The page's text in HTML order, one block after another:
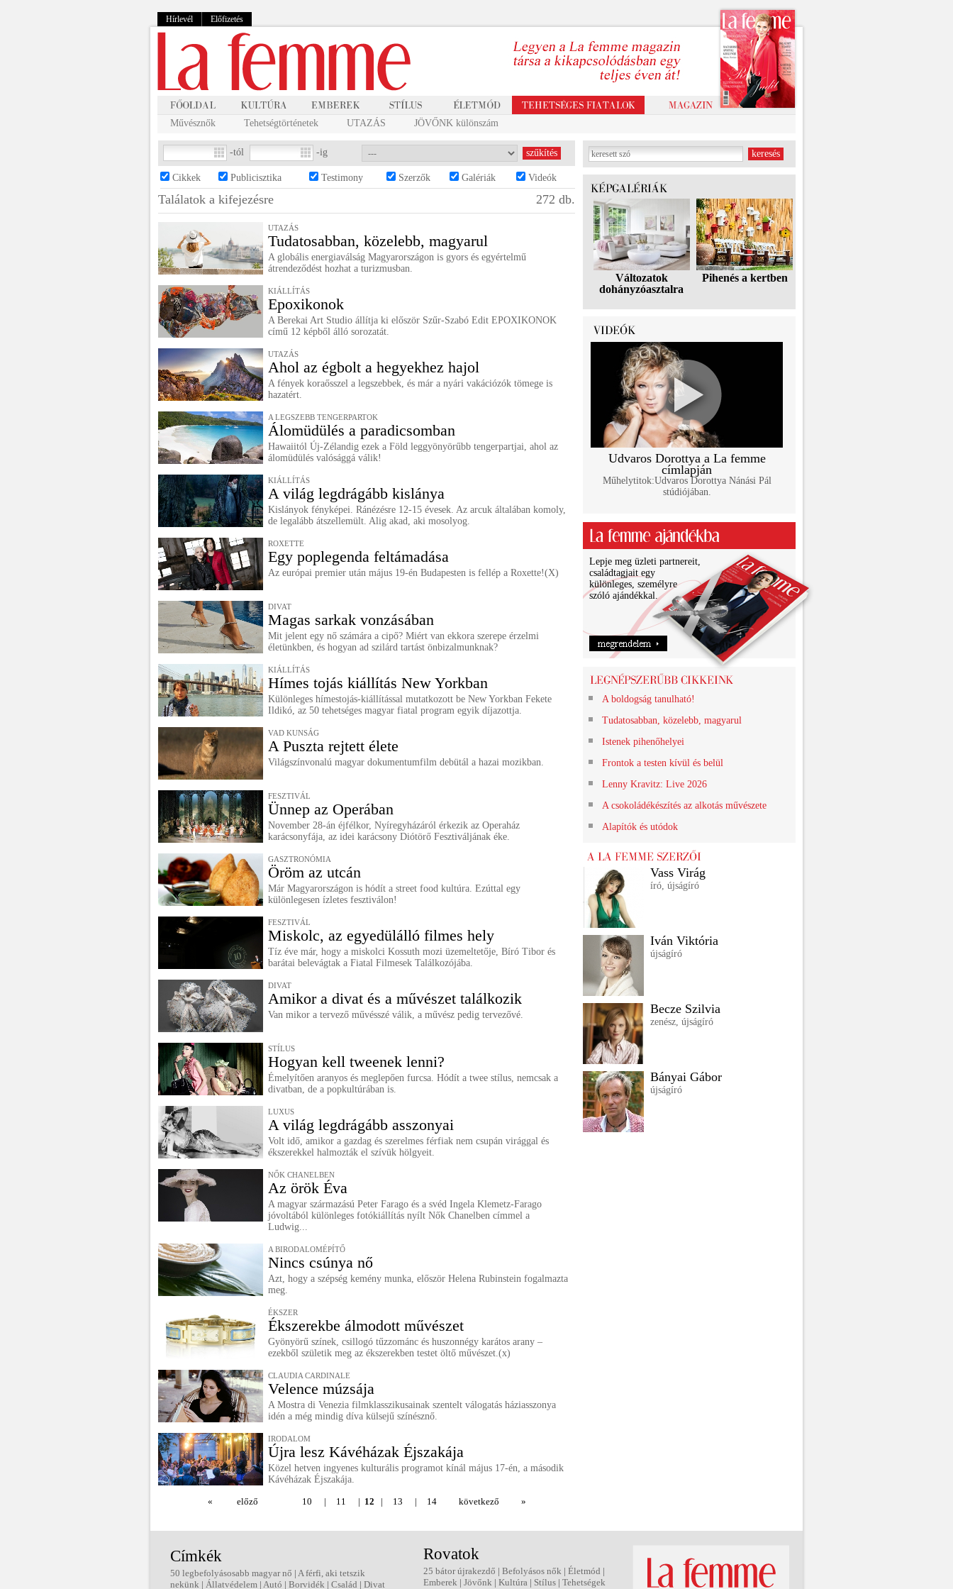
Hírlevél Előfizetés
Művésznők Tehetségtörténetek UTAZÁS JÖVŐNK különszám
-tól -ig
Cikkek Publicisztika Testimony Szerzők Galériák Videók
Találatok a kifejezésre 272 db.
UTAZÁS
Tudatosabban, közelebb, magyarul
A globális energiaválság Magyarországon is gyors és egyértelmű
átrendeződést hozhat a turizmusban.
KIÁLLÍTÁS
Epoxikonok
A Berekai Art Studio állítja ki először Szűr-Szabó Edit EPOXIKONOK
című 12 képből álló sorozatát.
UTAZÁS
Ahol az égbolt a hegyekhez hajol
A fények koraősszel a legszebbek, és már a nyári vakációzók tömege is
hazatért.
A LEGSZEBB TENGERPARTOK
Álomüdülés a paradicsomban
Hawaiitól Új-Zélandig ezek a Föld leggyönyörűbb tengerpartjai, ahol az
álomüdülés valósággá válik!
KIÁLLÍTÁS
A világ legdrágább kislánya
Kislányok fényképei. Ránézésre 12-15 évesek. Az arcuk általában komoly,
de legalább átszellemült. Alig akad, aki mosolyog.
ROXETTE
Egy poplegenda feltámadása
Az európai premier után május 19-én Budapesten is fellép a Roxette!(X)
DIVAT
Magas sarkak vonzásában
Mit jelent egy nő számára a cipő? Miért van ekkora szerepe érzelmi
életünkben, és hogyan ad szilárd tartást önbizalmunknak?
KIÁLLÍTÁS
Hímes tojás kiállítás New Yorkban
Különleges hímestojás-kiállítással mutatkozott be New Yorkban Fekete
Ildikó, az 50 tehetséges magyar fiatal program egyik díjazottja.
VAD KUNSÁG
A Puszta rejtett élete
Világszínvonalú magyar dokumentumfilm debütál a hazai mozikban.
FESZTIVÁL
Ünnep az Operában
November 28-án éjfélkor, Nyíregyházáról érkezik az Operaház
karácsonyfája, az idei karácsony Diótörő Fesztiváljának éke.
GASZTRONÓMIA
Öröm az utcán
Már Magyarországon is hódít a street food kultúra. Ezúttal egy
különlegesen ízletes fesztiválon!
FESZTIVÁL
Miskolc, az egyedülálló filmes hely
Tíz éve már, hogy a miskolci Kossuth mozi üzemeltetője, Bíró Tibor és
barátai belevágtak a Fiatal Filmesek Találkozójába.
DIVAT
Amikor a divat és a művészet találkozik
Van mikor a tervező művésszé válik, a művész pedig tervezővé.
STÍLUS
Hogyan kell tweenek lenni?
Émelyítően aranyos és meglepően furcsa. Hódít a twee stílus, nemcsak a
divatban, de a popkultúrában is.
LUXUS
A világ legdrágább asszonyai
Volt idő, amikor a gazdag és szerelmes férfiak nem csupán virággal és
ékszerekkel halmozták el szívük hölgyeit.
NŐK CHANELBEN
Az örök Éva
A magyar származású Peter Farago és a svéd Ingela Klemetz-Farago
jóvoltából különleges fotókiállítás nyílt Nők Chanelben címmel a
Ludwig...
A BIRODALOMÉPÍTŐ
Nincs csúnya nő
Azt, hogy a szépség kemény munka, először Helena Rubinstein fogalmazta
meg.
ÉKSZER
Ékszerekbe álmodott művészet
Gyönyörű színek, csillogó tűzzománc és huszonnégy karátos arany –
ezekből születik meg az ékszerekben testet öltő művészet.(x)
CLAUDIA CARDINALE
Velence múzsája
A Mostra di Venezia filmklasszikusainak szentelt válogatás háziasszonya
idén a még mindig díva külsejű színésznő.
IRODALOM
Újra lesz Kávéházak Éjszakája
Közel hetven ingyenes kulturális programot kínál május 17-én, a második
Kávéházak Éjszakája.
« előző 10 | 11 | 12 | 13 | 14 következő »
Változatok
dohányzóasztalra
Pihenés a kertben
Udvaros Dorottya a La femme
címlapján
Műhelytitok:Udvaros Dorottya Nánási Pál
stúdiójában.
Lepje meg üzleti partnereit,
családtagjait egy
különleges, személyre
szóló ajándékkal.
A boldogság tanulható!
Tudatosabban, közelebb, magyarul
Istenek pihenőhelyei
Frontok a testen kívül és belül
Lenny Kravitz: Live 2026
A csokoládékészítés az alkotás művészete
Alapítók és utódok
Vass Virág
író, újságíró
Iván Viktória
újságíró
Becze Szilvia
zenész, újságíró
Bányai Gábor
újságíró
Címkék
50 legbefolyásosabb magyar nő | A férfi, aki tetszik
nekünk | Állatvédelem | Autó | Borvidék | Család | Divat
Rovatok
25 bátor újrakezdő | Befolyásos nők | Életmód |
Emberek | Jövőnk | Kultúra | Stílus | Tehetségek